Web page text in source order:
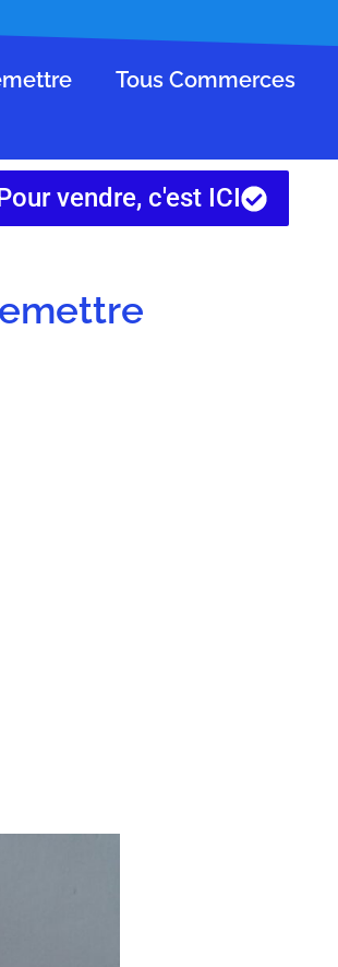
Tous Commerces
vendre, c'est ICI